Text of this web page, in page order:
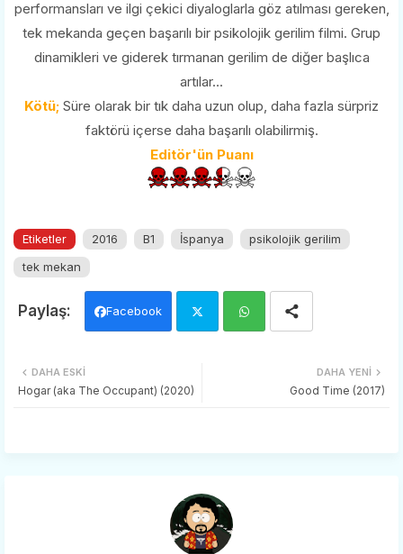
performansları ve ilgi çekici diyaloglarla göz atılması gereken,
tek mekanda geçen başarılı bir psikolojik gerilim filmi. Grup
dinamikleri ve giderek tırmanan gerilim de diğer başlıca
artılar...
Kötü; Süre olarak bir tık daha uzun olup, daha fazla sürpriz
faktörü içerse daha başarılı olabilirmiş.
Editör'ün Puanı
Etiketler 2016 B1 İspanya
psikolojik gerilim
tek mekan
Facebook
tter
DAHA YENI
Good Time (2017)
DAHA ESKI
Hogar (aka The Occupant) (2020)